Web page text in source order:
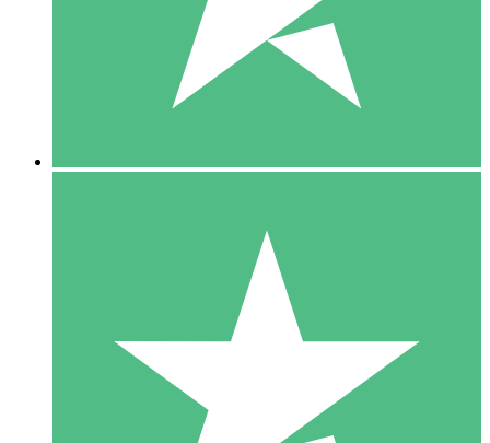
1 Téléchargement
10 00
10 Téléchargements
20 00